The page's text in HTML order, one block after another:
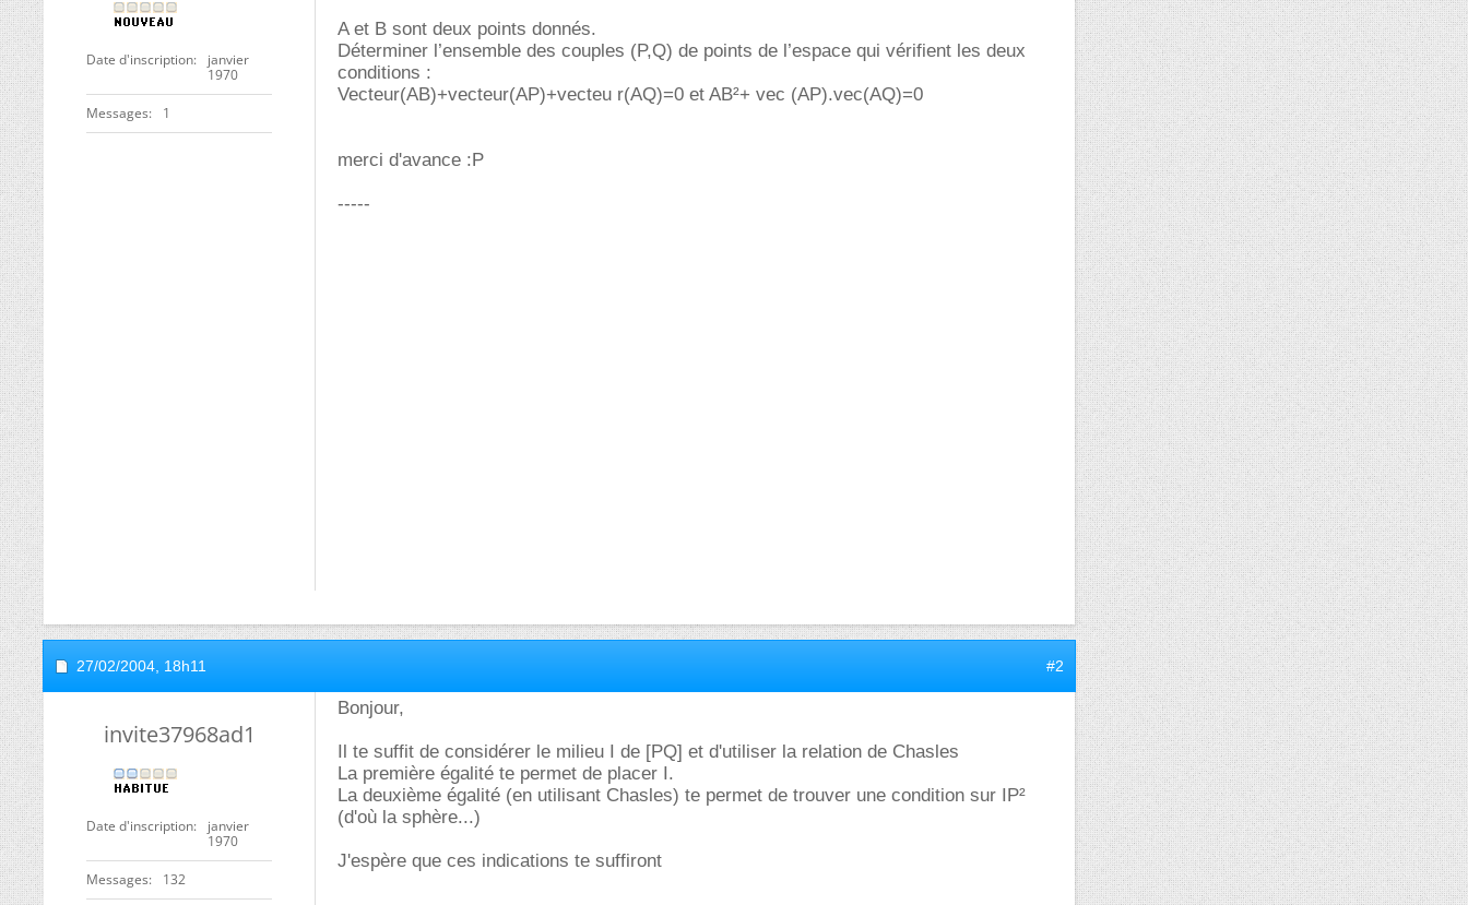
Date d'inscription
janvier
1970
Messages 1
A et B sont deux points donnés.
Déterminer l’ensemble des couples (P,Q) de points de l’espace qui vérifient les deux
conditions :
Vecteur(AB)+vecteur(AP)+vecteu r(AQ)=0 et AB²+ vec (AP).vec(AQ)=0
merci d'avance :P
-----
27/02/2004, 18h11 #2
invite37968ad1
Date d'inscription
janvier
1970
Messages 132
Bonjour,
Il te suffit de considérer le milieu I de [PQ] et d'utiliser la relation de Chasles
La première égalité te permet de placer I.
La deuxième égalité (en utilisant Chasles) te permet de trouver une condition sur IP²
(d'où la sphère...)
J'espère que ces indications te suffiront